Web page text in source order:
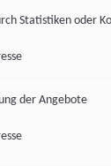
Statistiken oder
der Angebote